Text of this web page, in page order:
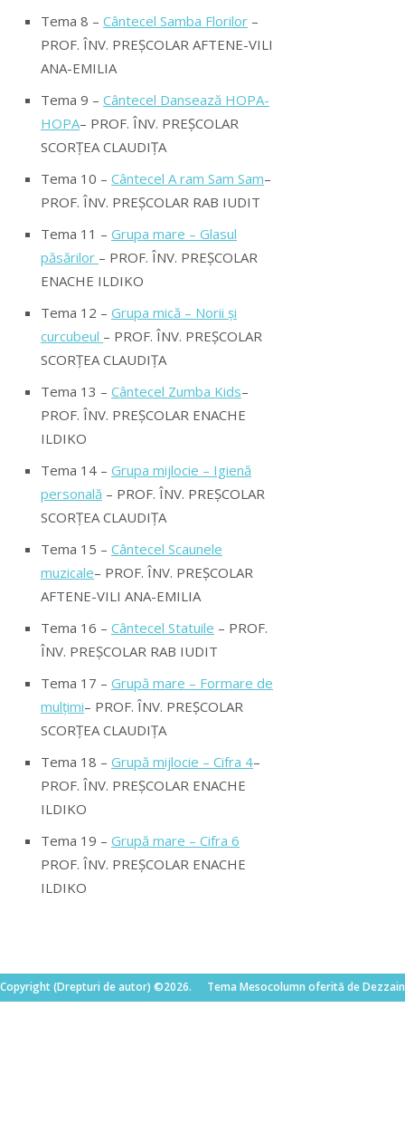
Tema 8 – Cântecel Samba Florilor –
PROF. ÎNV. PREȘCOLAR AFTENE-VILI
ANA-EMILIA
Tema 9 – Cântecel Dansează HOPA-
HOPA– PROF. ÎNV. PREȘCOLAR
SCORȚEA CLAUDIȚA
Tema 10 – Cântecel A ram Sam Sam–
PROF. ÎNV. PREȘCOLAR RAB IUDIT
Tema 11 – Grupa mare – Glasul
păsărilor – PROF. ÎNV. PREȘCOLAR
ENACHE ILDIKO
Tema 12 – Grupa mică – Norii și
curcubeul – PROF. ÎNV. PREȘCOLAR
SCORȚEA CLAUDIȚA
Tema 13 – Cântecel Zumba Kids–
PROF. ÎNV. PREȘCOLAR ENACHE
ILDIKO
Tema 14 – Grupa mijlocie – Igienă
personală – PROF. ÎNV. PREȘCOLAR
SCORȚEA CLAUDIȚA
Tema 15 – Cântecel Scaunele
muzicale– PROF. ÎNV. PREȘCOLAR
AFTENE-VILI ANA-EMILIA
Tema 16 – Cântecel Statuile – PROF.
ÎNV. PREȘCOLAR RAB IUDIT
Tema 17 – Grupă mare – Formare de
mulțimi– PROF. ÎNV. PREȘCOLAR
SCORȚEA CLAUDIȚA
Tema 18 – Grupă mijlocie – Cifra 4–
PROF. ÎNV. PREȘCOLAR ENACHE
ILDIKO
Tema 19 – Grupă mare – Cifra 6
PROF. ÎNV. PREȘCOLAR ENACHE
ILDIKO
Copyright (Drepturi de autor) ©2026. Tema Mesocolumn oferită de Dezzain